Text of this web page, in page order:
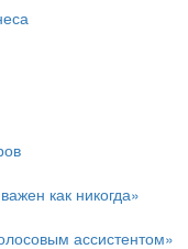
как никогда»
ассистентом»